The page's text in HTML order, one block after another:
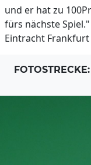
und er hat zu
fürs nächste
Eintracht Frankfurt